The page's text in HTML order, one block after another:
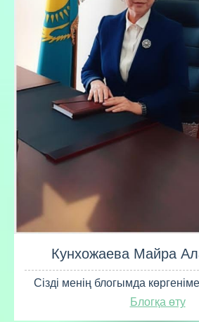
Кунхожаева Майра
Сізді менің блогымда
Блогқа өту